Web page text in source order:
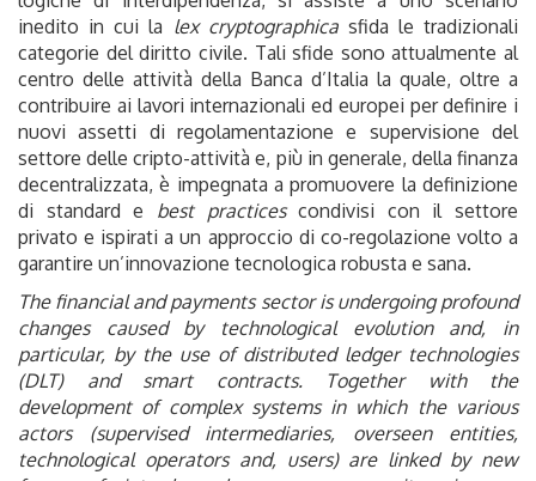
inedito in cui la lex cryptographicasfida le tradizionali
categorie del diritto civile. Tali sfide sono attualmente al
centro delle attività della Banca d’Italia la quale, oltre a
contribuire ai lavori internazionali ed europei per definire i
nuovi assetti di regolamentazione e supervisione del
settore delle cripto-attività e, più in generale, della finanza
decentralizzata, è impegnata a promuovere la definizione
di standard e best practicescondivisi con il settore
privato e ispirati a un approccio di co-regolazione volto a
garantire un’innovazione tecnologica robusta e sana.
The financial and payments sector is undergoing profound
changes caused by technological evolution and, in
particular, by the use of distributed ledger technologies
(DLT) and smart contracts. Together with the
development of complex systems in which the various
actors (supervised intermediaries, overseen entities,
technological operators and, users) are linked by new